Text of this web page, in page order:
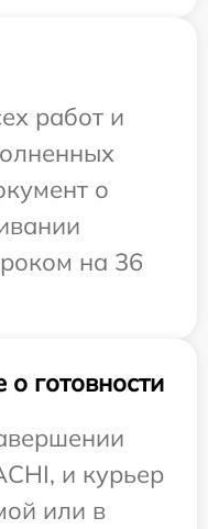
работ и
о
на 36
готовности
и курьер
или в